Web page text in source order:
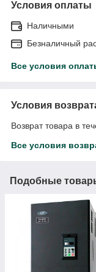
Условия оплаты
Наличными
Безналичный
Все условия
Условия
Возврат товара в
Все условия
Подобные